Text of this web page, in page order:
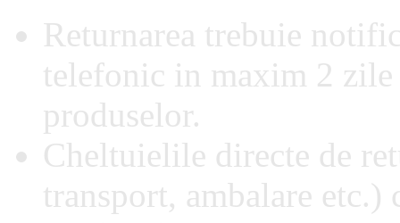
Returnarea trebuie
telefonic in maxim 2
produselor.
Cheltuielile directe de
transport, ambalare